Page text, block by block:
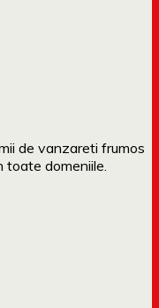
de vanzareti frumos
toate domeniile.